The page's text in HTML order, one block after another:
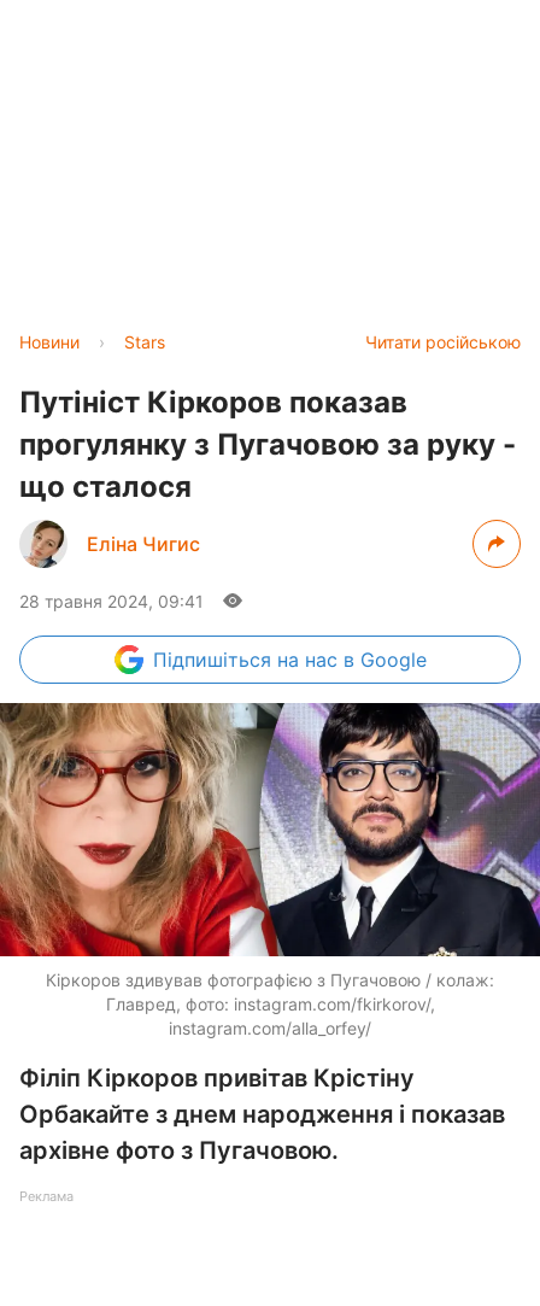
Читати російською
Новини › Stars
Путініст Кіркоров показав
прогулянку з Пугачовою за руку -
що сталося
Еліна Чигис
28 травня 2024, 09:41
Підпишіться на нас в Google
Кіркоров здивував фотографією з Пугачовою / колаж:
Главред, фото: instagram.com/fkirkorov/,
instagram.com/alla_orfey/
Філіп Кіркоров привітав Крістіну
Орбакайте з днем народження і показав
архівне фото з Пугачовою.
Реклама